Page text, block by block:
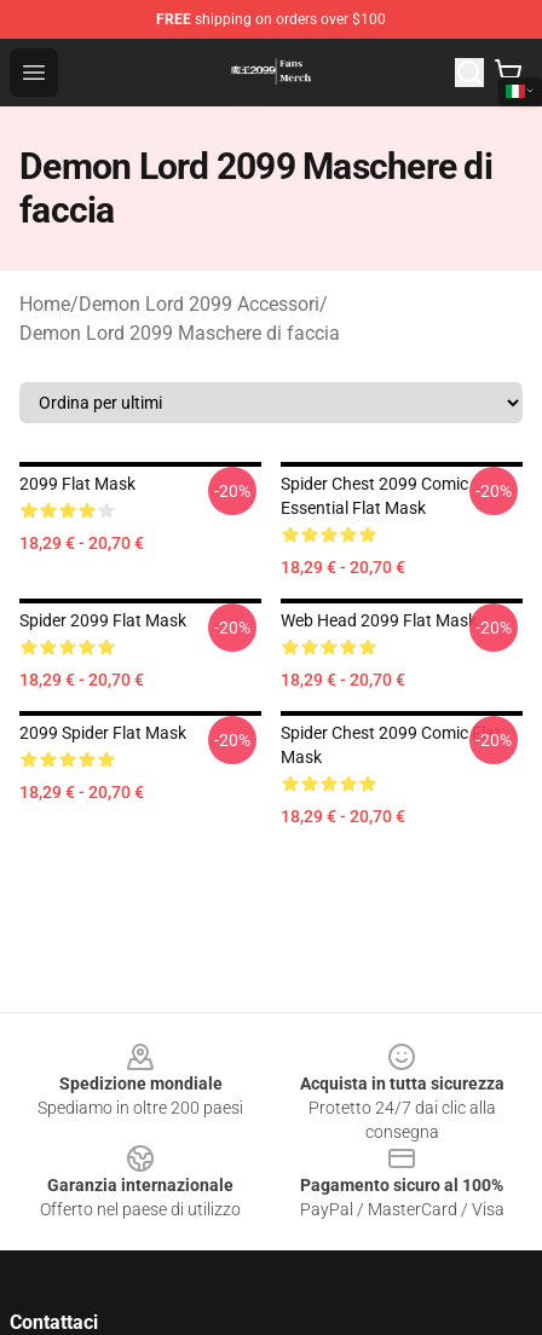
FREE shipping on orders over $100
Open menu
Demon Lord 2099 Store - Official Demon Lord 2099
Demon Lord 2099 Maschere di
faccia
Home/Demon Lord 2099 Accessori/
Demon Lord 2099 Maschere di faccia
2099 Flat Mask
18,29 € - 20,70 €
-20%
Spider Chest 2099 Comic
Essential Flat Mask
18,29 € - 20,70 €
-20%
Spider 2099 Flat Mask
18,29 € - 20,70 €
-20% Web Head 2099 Flat Mask
18,29 € - 20,70 €
-20%
2099 Spider Flat Mask
18,29 € - 20,70 €
-20%
Spider Chest 2099 Comic Flat
Mask
18,29 € - 20,70 €
-20%
Spedizione mondiale
Spediamo in oltre 200 paesi
Acquista in tutta sicurezza
Protetto 24/7 dai clic alla
consegna
Garanzia internazionale
Offerto nel paese di utilizzo
Pagamento sicuro al 100%
PayPal / MasterCard / Visa
Contattaci